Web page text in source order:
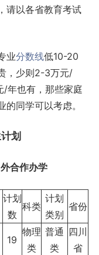
请以各省教育考试
业分数线低10-20
，少则2-3万元/
年也有，那些家庭
同学可以考虑。
划
合作办学
计划
数
科类
计划
类别
省份
19
物理
类
普通
类
四川
省